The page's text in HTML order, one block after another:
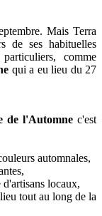
Mais Terra
de ses habituelles
comme
qui a eu lieu du 27
de l'Automne c'est
automnales,
locaux,
tout au long de la